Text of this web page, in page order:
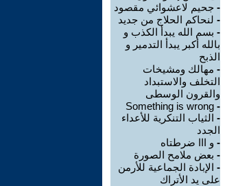
- جحيم لاعشوائي مقصود
- لنحاكم الحلاج من جديد
- بسم الله يبدأ الكذب و
بالله أكبر يبدأ التدمير و
الذبح
- مهالك ومشيخات
التخلف والاستبداد
والقرون الوسطى
-
Something is wrong
- الثياب التنكرية للأعداء
الجدد
- و ااا ضرطتاه
- بعض ملامح الصورة
- الإبادة الجماعية للأرمن
على يد الأتراك